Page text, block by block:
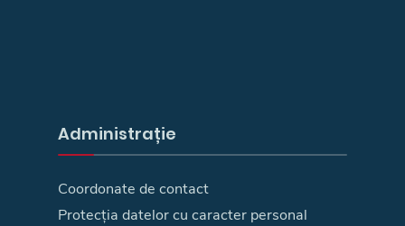
Administrație
Coordonate de contact
Protecția datelor cu caracter personal